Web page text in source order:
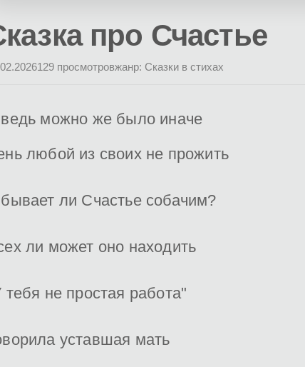
про Счастье
129 просмотровжанр: Сказки в стихах
можно же было иначе
любой из своих не прожить
ли Счастье собачим?
ли может оно находить
тебя не простая работа"
уставшая мать